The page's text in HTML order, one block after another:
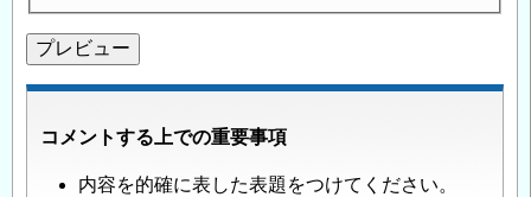
コメントする上での重要事項
内容を的確に表した表題をつけてください。